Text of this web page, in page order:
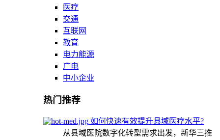
医疗
交通
互联网
教育
电力能源
广电
中小企业
热门推荐
如何快速有效提升县域医疗水平?
从县域医院数字化转型需求出发，新华三推